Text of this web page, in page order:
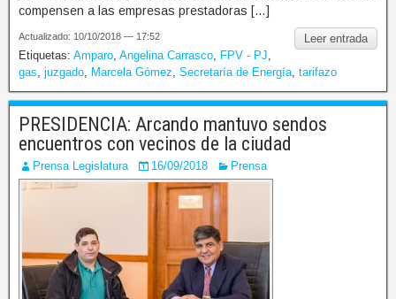
compensen a las empresas prestadoras […]
Leer entrada
Actualizado: 10/10/2018 — 17:52
Etiquetas: Amparo Angelina Carrasco FPV - PJ
gas juzgado Marcela Gómez Secretaría de Energía tarifazo
PRESIDENCIA: Arcando mantuvo sendos
encuentros con vecinos de la ciudad
Prensa Legislatura 16/09/2018 Prensa